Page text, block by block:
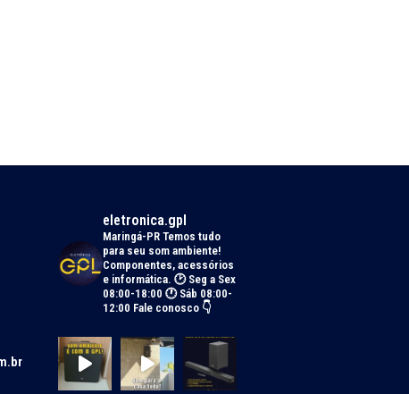
eletronica.gpl
Maringá-PRTemos tudo
para seu som ambiente!
Componentes, acessórios
e informática. 🕑 Seg a Sex
08:00-18:00 🕐 Sáb 08:00-
12:00 Fale conosco 👇